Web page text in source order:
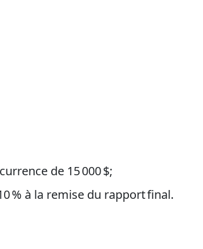
de 15 000 $;
% à la remise du rapport final.